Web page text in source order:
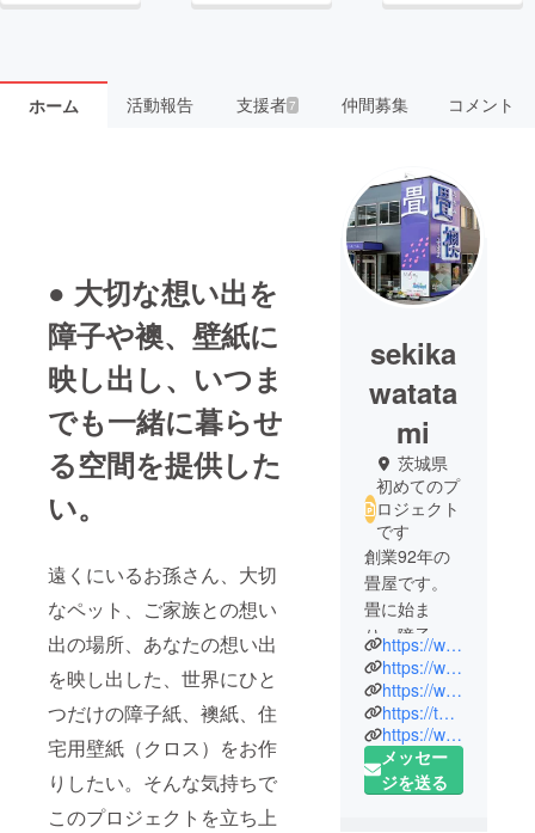
ホーム 活動報告 支援者7 仲間募集 コメント
● 大切な想い出を
障子や襖、壁紙に
映し出し、いつま
でも一緒に暮らせ
る空間を提供した
い。
遠くにいるお孫さん、大切
なペット、ご家族との想い
出の場所、あなたの想い出
を映し出した、世界にひと
つだけの障子紙、襖紙、住
宅用壁紙（クロス）をお作
りしたい。そんな気持ちで
このプロジェクトを立ち上
sekika
watata
mi
茨城県
初めてのプ
ロジェクト
です
創業92年の
畳屋です。
畳に始ま
り、障子、
襖、網戸の
張り替えを
手掛け、お
家のリ
フォームも
行っており
https://www.tatamiya.info/
https://www.1-reform.com/
https://www.facebook.com/tataminosekikawa/
https://twitter.com/sekikawa_tatami
https://www.instagram.com/tatami_sekikawa/
メッセー
ジを送る